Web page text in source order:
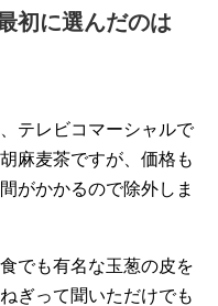
初に選んだのは
テレビコマーシャルで
麻麦茶ですが、価格も
がかかるので除外しま
でも有名な玉葱の皮を
ぎって聞いただけでも